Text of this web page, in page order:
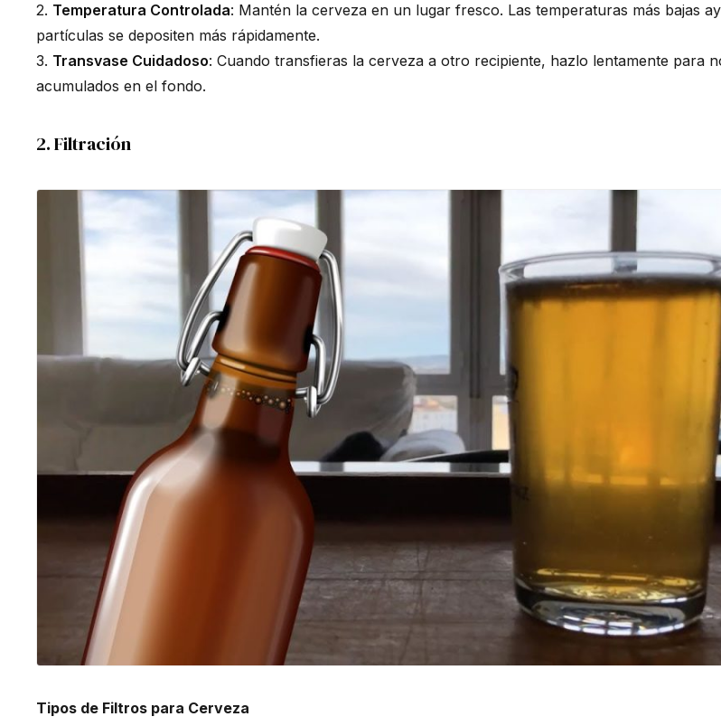
2. Temperatura Controlada: Mantén la cerveza en un lugar fresco. Las temperaturas más bajas
partículas se depositen más rápidamente.
3. Transvase Cuidadoso: Cuando transfieras la cerveza a otro recipiente, hazlo lentamente para
acumulados en el fondo.
2. Filtración
Tipos de Filtros para Cerveza